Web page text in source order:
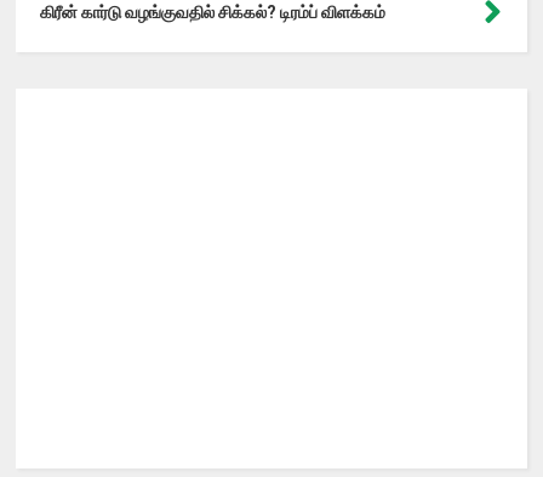
கிரீன் கார்டு வழங்குவதில் சிக்கல்? டிரம்ப் விளக்கம்